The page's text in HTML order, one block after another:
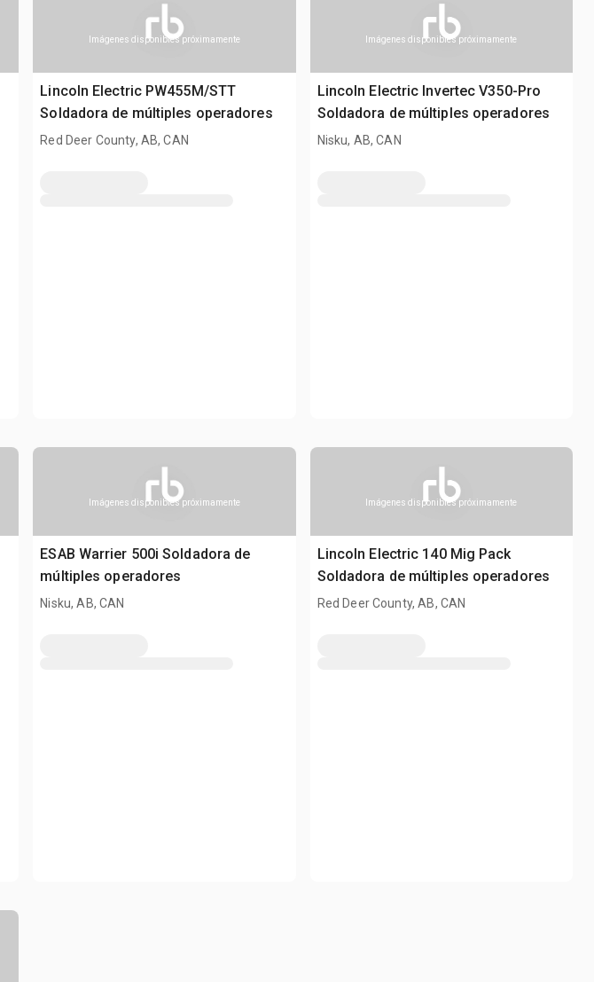
Imágenes disponibles próximamente
Lincoln Electric PW455M/STT
Soldadora de múltiples operadores
Red Deer County, AB, CAN
Imágenes disponibles próximamente
Lincoln Electric Invertec V350-Pro
Soldadora de múltiples operadores
Nisku, AB, CAN
Imágenes disponibles próximamente
ESAB Warrier 500i Soldadora de
múltiples operadores
Nisku, AB, CAN
Imágenes disponibles próximamente
Lincoln Electric 140 Mig Pack
Soldadora de múltiples operadores
Red Deer County, AB, CAN